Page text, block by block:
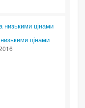
цінами